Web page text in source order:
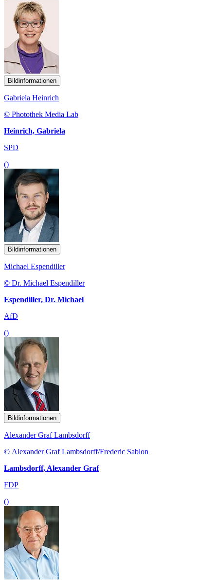
Bildinformationen
Gabriela Heinrich
© Photothek Media Lab
Heinrich, Gabriela
SPD
()
Bildinformationen
Michael Espendiller
© Dr. Michael Espendiller
Espendiller, Dr. Michael
AfD
()
Bildinformationen
Alexander Graf Lambsdorff
© Alexander Graf Lambsdorff/Frederic Sablon
Lambsdorff, Alexander Graf
FDP
()